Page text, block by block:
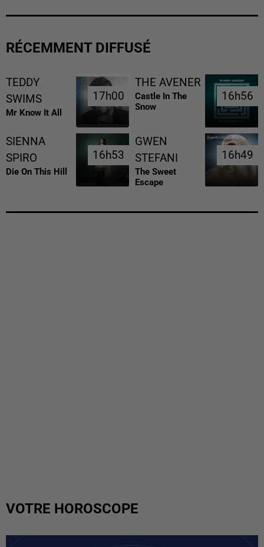
RÉCEMMENT DIFFUSÉ
TEDDY
SWIMS
Mr Know It All
17h00
17h00
THE AVENER
Castle In The
Snow
16h56
16h56
SIENNA
SPIRO
Die On This Hill
16h53
16h53
GWEN
STEFANI
The Sweet
Escape
16h49
16h49
VOTRE HOROSCOPE